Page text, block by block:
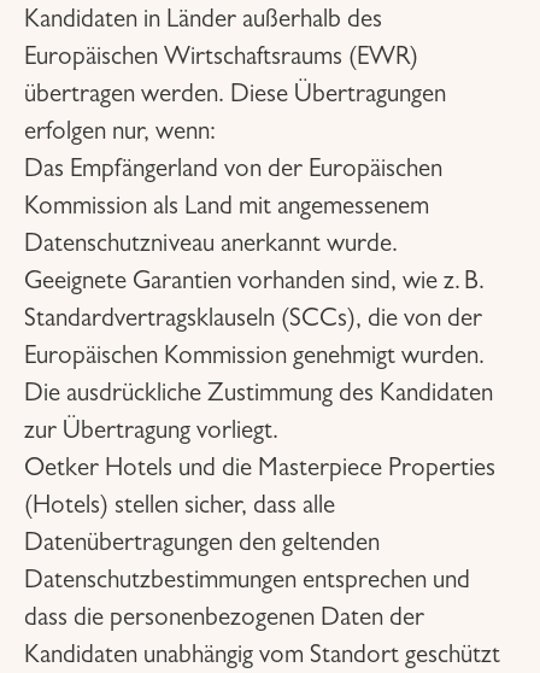
Kandidaten in Länder außerhalb des
Europäischen Wirtschaftsraums (EWR)
übertragen werden. Diese Übertragungen
erfolgen nur, wenn:
Das Empfängerland von der Europäischen
Kommission als Land mit angemessenem
Datenschutzniveau anerkannt wurde.
Geeignete Garantien vorhanden sind, wie z. B.
Standardvertragsklauseln (SCCs), die von der
Europäischen Kommission genehmigt wurden.
Die ausdrückliche Zustimmung des Kandidaten
zur Übertragung vorliegt.
Oetker Hotels und die Masterpiece Properties
(Hotels) stellen sicher, dass alle
Datenübertragungen den geltenden
Datenschutzbestimmungen entsprechen und
dass die personenbezogenen Daten der
Kandidaten unabhängig vom Standort geschützt